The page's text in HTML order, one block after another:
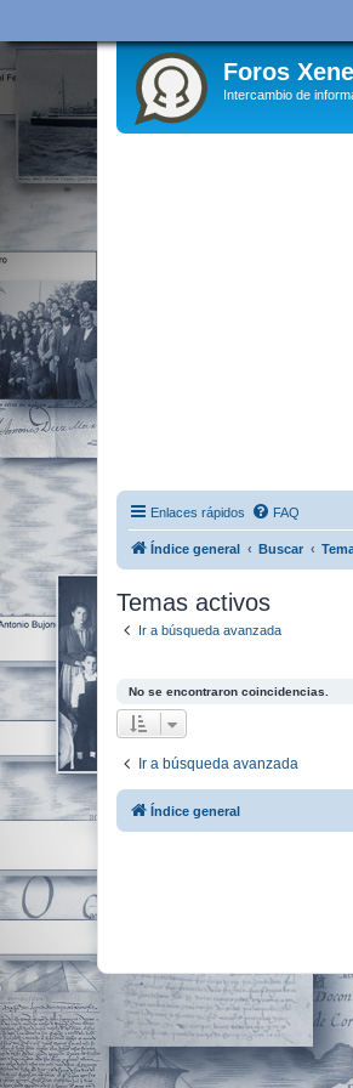
Foros
Intercambio de
Enlaces rápidos FAQ
Índice general Buscar
Temas activos
Ir a búsqueda avanzada
No se encontraron coincidencias.
Ir a búsqueda avanzada
Índice general